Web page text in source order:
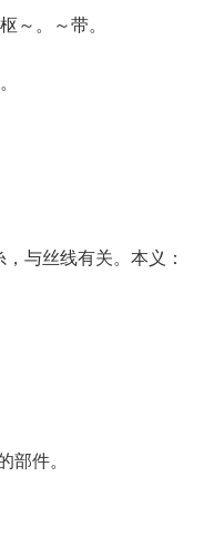
～。～带。
与丝线有关。本义：
件。